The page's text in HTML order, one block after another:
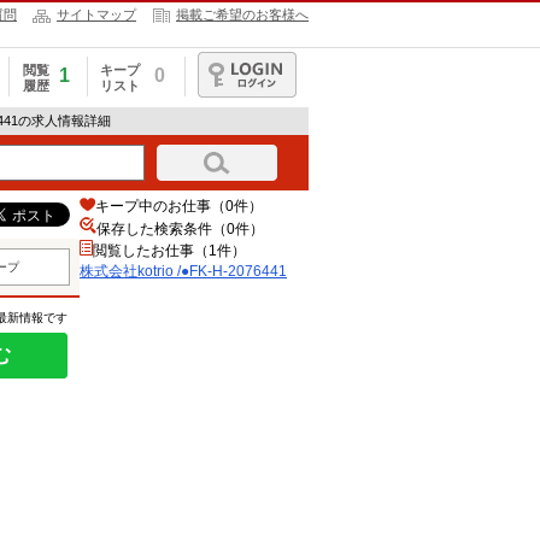
問 サイトマップ 掲載ご希望のお客様へ
閲覧
履歴
1
キープ
リスト
0
ログイン
の求人情報詳細
プ
新情報です
キープ中のお仕事（0件）
保存した検索条件（0件）
閲覧したお仕事（1件）
株式会社kotrio /●FK-H-2076441